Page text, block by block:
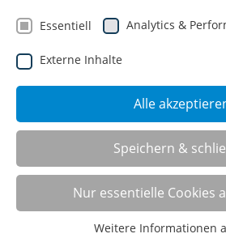
Essentiell Analytics &
Externe Inhalte
Alle
Speichern &
Nur essentielle Cookies
Weitere Informationen